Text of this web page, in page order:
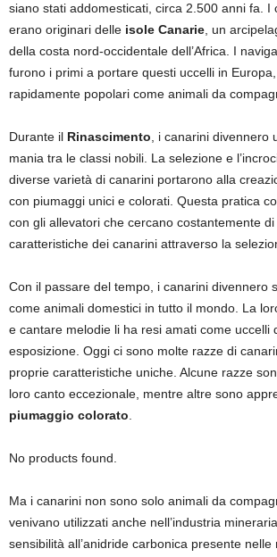
siano stati addomesticati, circa 2.500 anni fa. I
erano originari delle isole Canarie , un
della costa nord-occidentale dell’Africa. I
furono i primi a portare questi uccelli in
rapidamente popolari come animali da
Durante il Rinascimento , i canarini divennero
mania tra le classi nobili. La selezione e
diverse varietà di canarini portarono alla
con piumaggi unici e colorati. Questa pratica
con gli allevatori che cercano costantemente
caratteristiche dei canarini attraverso la
Con il passare del tempo, i canarini divennero
come animali domestici in tutto il mondo. La
e cantare melodie li ha resi amati come uccelli
esposizione. Oggi ci sono molte razze di
proprie caratteristiche uniche. Alcune razze
loro canto eccezionale, mentre altre sono
piumaggio colorato
No products found.
Ma i canarini non sono solo animali da
venivano utilizzati anche nell’industria
sensibilità all’anidride carbonica presente